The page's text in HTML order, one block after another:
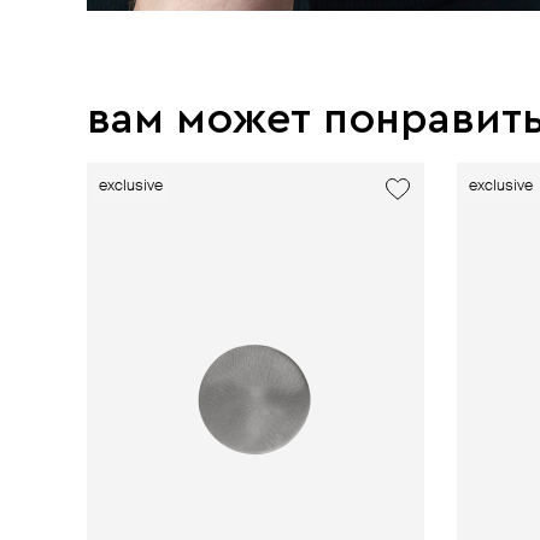
вам может
exclusive exclusive
exclusive
exclusive exclusive
exclusive exclusive